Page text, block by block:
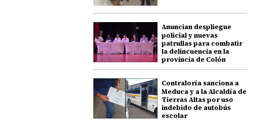
Anuncian despliegue
policial y nuevas
patrullas para combatir
la delincuencia en la
provincia de Colón
Contraloría sanciona a
Meduca y a la Alcaldía de
Tierras Altas por uso
indebido de autobús
escolar